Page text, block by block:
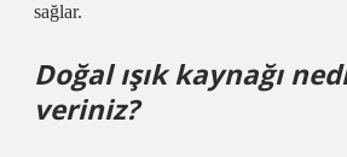
sağlar.
Doğal ışık kaynağı
veriniz?